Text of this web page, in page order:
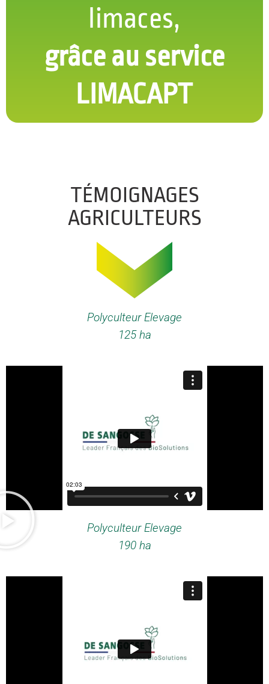
limaces,
grâce au service
LIMACAPT
TÉMOIGNAGES
AGRICULTEURS
Polyculteur Elevage
125 ha
Polyculteur Elevage
190 ha